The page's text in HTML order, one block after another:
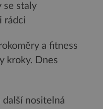
se staly
rádci
a fitness
kroky. Dnes
nositelná